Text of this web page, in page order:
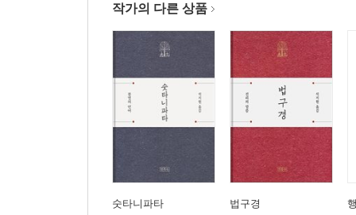
작가의 다른 상품
숫타니파타 법구경